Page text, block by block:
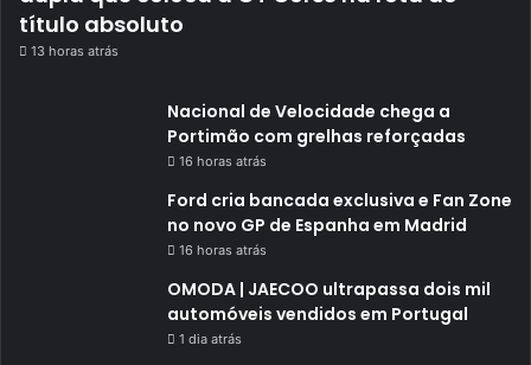
título absoluto
13 horas atrás
Nacional de Velocidade chega a
Portimão com grelhas reforçadas
16 horas atrás
Ford cria bancada exclusiva e Fan Zone
no novo GP de Espanha em Madrid
16 horas atrás
OMODA | JAECOO ultrapassa dois mil
automóveis vendidos em Portugal
1 dia atrás